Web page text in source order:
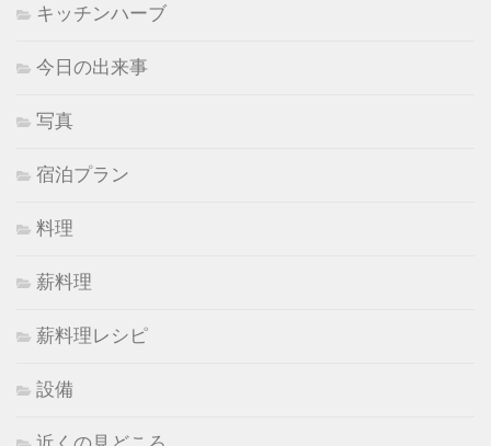
キッチンハーブ
今日の出来事
写真
宿泊プラン
料理
薪料理
薪料理レシピ
設備